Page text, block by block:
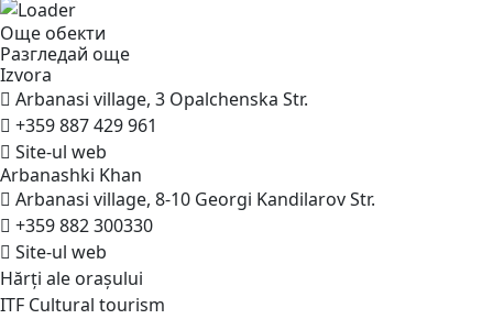
Още обекти
Разгледай още
Izvora
Arbanasi village, 3 Opalchenska Str.
+359 887 429 961
Site-ul web
Arbanashki Khan
Arbanasi village, 8-10 Georgi Kandilarov Str.
+359 882 300330
Site-ul web
Hărți ale orașului
ITF Cultural tourism